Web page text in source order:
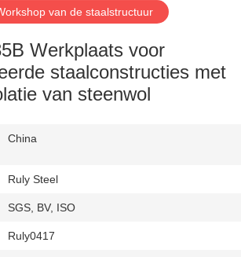
van de staalstructuur
Werkplaats voor
staalconstructies met
van steenwol
China
Ruly Steel
SGS, BV, ISO
Ruly0417